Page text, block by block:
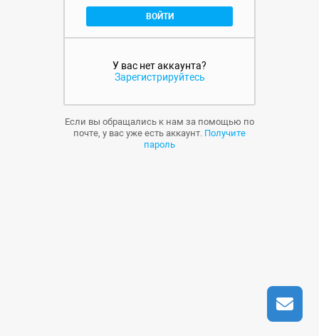
ВОЙТИ
У вас нет аккаунта?
Зарегистрируйтесь
Если вы обращались к нам за помощью по
почте, у вас уже есть аккаунт. Получите
пароль